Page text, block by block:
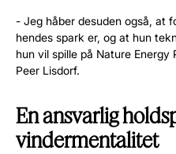
- Jeg håber desuden også, at
hendes spark er, og at hun
hun vil spille på Nature
Peer Lisdorf.
En ansvarlig
vindermentalitet